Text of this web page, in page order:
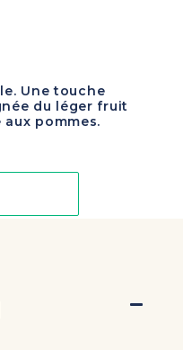
Une touche
du léger fruit
pommes.